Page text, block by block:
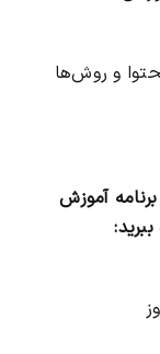
و روش‌ها
آموزش